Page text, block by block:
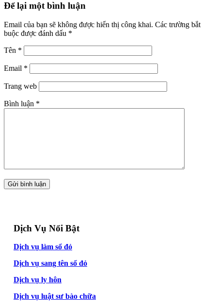
Để lại một bình luận
Email của bạn sẽ không được hiển thị công khai. Các trường bắt
buộc được đánh dấu *
Tên *
Email *
Trang web
Bình luận *
Dịch Vụ Nổi Bật
Dịch vụ làm sổ đỏ
Dịch vụ sang tên sổ đỏ
Dịch vụ ly hôn
Dịch vụ luật sư bào chữa